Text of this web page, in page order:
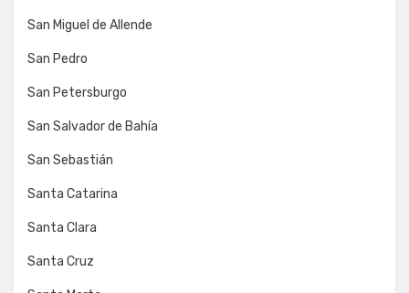
San Miguel de Allende
San Pedro
San Petersburgo
San Salvador de Bahía
San Sebastián
Santa Catarina
Santa Clara
Santa Cruz